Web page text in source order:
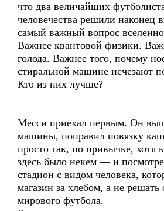
что два величайших
человечества решили наконец
самый важный вопрос
Важнее квантовой физики.
голода. Важнее того, почему
стиральной машине исчезают
Кто из них лучше?
Месси приехал первым. Он
машины, поправил повязку
просто так, по привычке, хотя
здесь было некем — и
стадион с видом человека,
магазин за хлебом, а не решать
мирового футбола.